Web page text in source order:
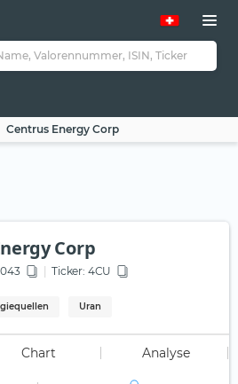
Centrus Energy Corp
Corp
Ticker: 4CU
Uran
Chart Analyse